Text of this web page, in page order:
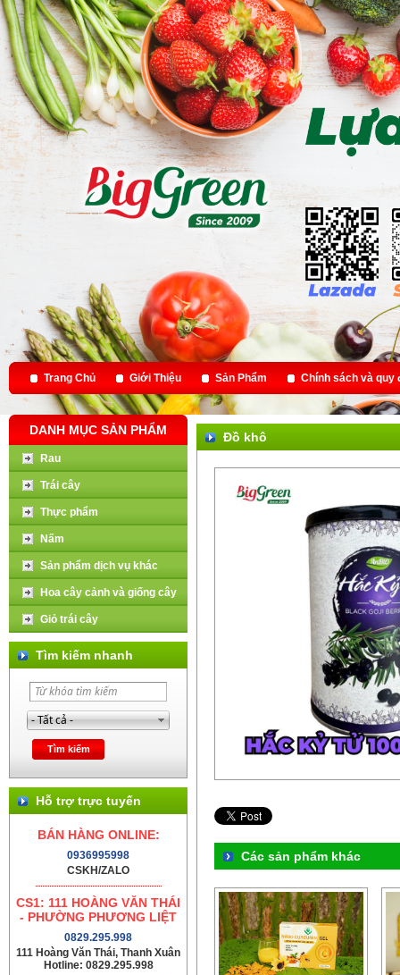
Trang Chủ Giới Thiệu Sản Phẩm Chính sách và quy
DANH MỤC SẢN PHẨM
Rau
Trái cây
Thực phẩm
Nấm
Sản phẩm dịch vụ khác
Hoa cây cảnh và giống cây
Giỏ trái cây
Tìm kiếm nhanh
Hỗ trợ trực tuyến
BÁN HÀNG ONLINE:
0936995998
CSKH/ZALO
CS1: 111 HOÀNG VĂN THÁI
- PHƯỜNG PHƯƠNG LIỆT
0829.295.998
111 Hoàng Văn Thái, Thanh Xuân
Hotline: 0829.295.998
Đồ khô
Các sản phẩm khác